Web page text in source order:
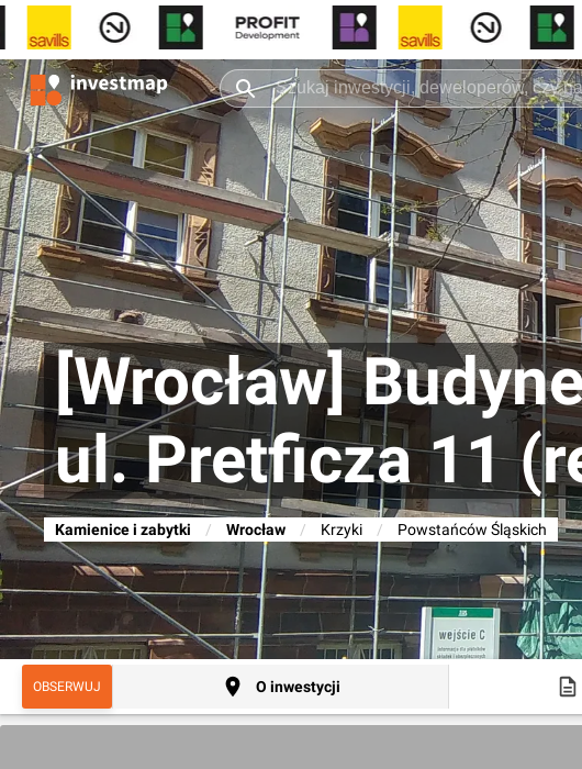
[Wrocław]
ul. Pretficza 11
Kamienice i zabytki / Wrocław / Krzyki / Powstańców Śląskich
OBSERWUJ O inwestycji